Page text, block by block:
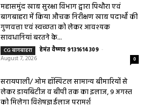
महासमुंद खाद्य सुरक्षा विभाग द्वारा पिथौरा एवं
बागबाहरा में किया औचक निरीक्षण खाद्य पदार्थों की
गुणवत्ता एवं स्वच्छता को लेकर आवश्यक
सावधानियां बरतने के...
CG बागबाहरा हेमंत वैष्णव 9131614309 -
August 7, 2026
0
सरायपाली/ ओम हॉस्पिटल सामान्य बीमारियों से
लेकर डायबिटीज व बीपी तक का इलाज, 9 अगस्त
को मिलेगा विशेषज्ञ ईलाज परामर्श